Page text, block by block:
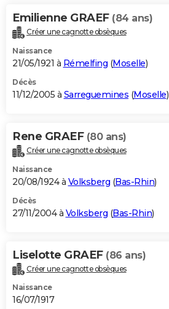
Emilienne GRAEF (84 ans)
Créer une cagnotte obsèques
Naissance
21/05/1921 à Rémelfing (Moselle)
Décès
11/12/2005 à Sarreguemines (Moselle)
Rene GRAEF (80 ans)
Créer une cagnotte obsèques
Naissance
20/08/1924 à Volksberg (Bas-Rhin)
Décès
27/11/2004 à Volksberg (Bas-Rhin)
Liselotte GRAEF (86 ans)
Créer une cagnotte obsèques
Naissance
16/07/1917